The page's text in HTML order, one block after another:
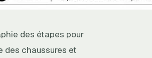
des étapes pour
des chaussures et